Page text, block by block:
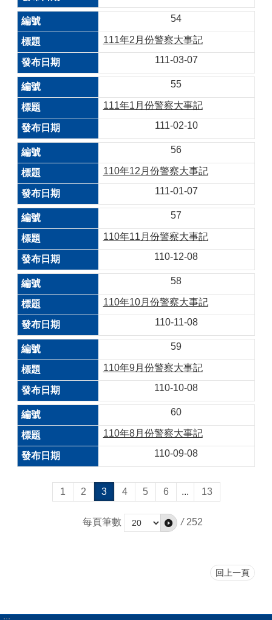
54
111年2月份警察大事記
111-03-07
55
111年1月份警察大事記
111-02-10
56
110年12月份警察大事記
111-01-07
57
110年11月份警察大事記
110-12-08
58
110年10月份警察大事記
110-11-08
59
110年9月份警察大事記
110-10-08
60
110年8月份警察大事記
110-09-08
1 2 3 4 5 6 ... 13
每頁筆數 / 252
回上一頁